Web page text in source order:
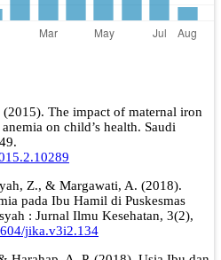
The impact of maternal iron
on child’s health. Saudi
Z., & Margawati, A. (2018).
pada Ibu Hamil di Puskesmas
: Jurnal Ilmu Kesehatan, 3(2),
jika.v3i2.134